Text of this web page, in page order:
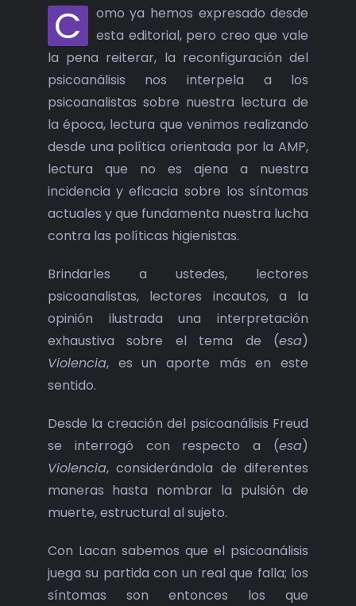
C
omo ya hemos expresado desde
esta editorial, pero creo que vale
la pena reiterar, la reconfiguración del
psicoanálisis nos interpela a los
psicoanalistas sobre nuestra lectura de
la época, lectura que venimos realizando
desde una política orientada por la AMP,
lectura que no es ajena a nuestra
incidencia y eficacia sobre los síntomas
actuales y que fundamenta nuestra lucha
contra las políticas higienistas.
Brindarles a ustedes, lectores
psicoanalistas, lectores incautos, a la
opinión ilustrada una interpretación
exhaustiva sobre el tema de (esa)
Violencia, es un aporte más en este
sentido.
Desde la creación del psicoanálisis Freud
se interrogó con respecto a (esa)
Violencia, considerándola de diferentes
maneras hasta nombrar la pulsión de
muerte, estructural al sujeto.
Con Lacan sabemos que el psicoanálisis
juega su partida con un real que falla; los
síntomas son entonces los que